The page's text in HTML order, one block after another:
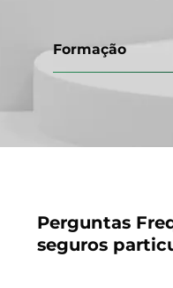
Formação
Perguntas
seguros